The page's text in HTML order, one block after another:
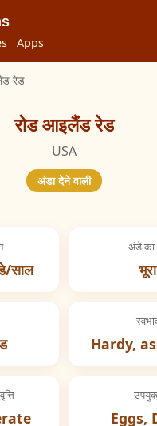
Apps
रेड
रोड आइलैंड रेड
USA
अंडा देने वाली
साल
अंडे का
भूरा
Hardy,
Eggs,